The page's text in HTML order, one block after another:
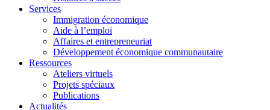
Services
Immigration économique
Aide à l’emploi
Affaires et entrepreneuriat
Développement économique communautaire
Ressources
Ateliers virtuels
Projets spéciaux
Publications
Actualités